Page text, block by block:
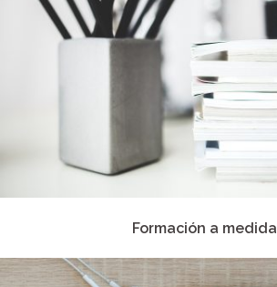
Formación a medida